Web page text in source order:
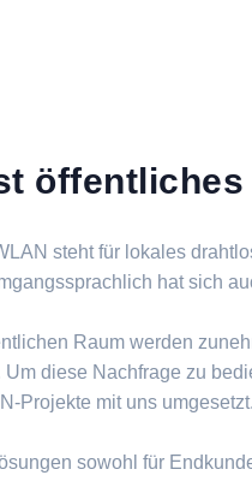
öffentliches
steht für lokales
hat sich
Raum werden
Um diese Nachfrage zu
Projekte mit uns umgesetzt.
sowohl für